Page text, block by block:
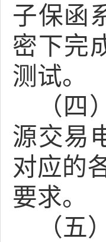
子保函
密下完
测试。
（
源交易
对应的
要求。
（五